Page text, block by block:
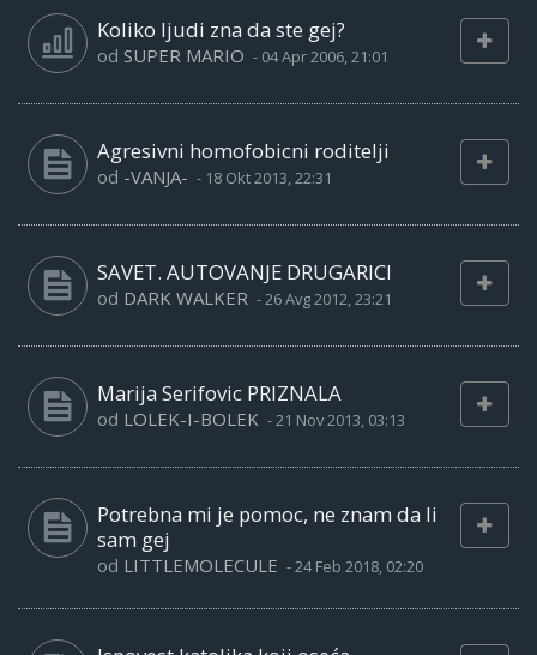
Koliko ljudi zna da ste gej?
od SUPER MARIO - 04 Apr 2006, 21:01
Agresivni homofobicni roditelji
od -VANJA- - 18 Okt 2013, 22:31
SAVET. AUTOVANJE DRUGARICI
od DARK WALKER -26 Avg 2012, 23:21
Marija Serifovic PRIZNALA
od LOLEK-I-BOLEK -21 Nov 2013, 03:13
Potrebna mi je pomoc, ne znam da li
sam gej
od LITTLEMOLECULE -24 Feb 2018, 02:20